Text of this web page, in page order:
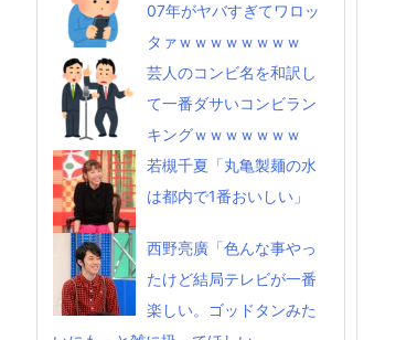
07年がヤバすぎてワロッ
タァｗｗｗｗｗｗｗｗ
芸人のコンビ名を和訳し
て一番ダサいコンビラン
キングｗｗｗｗｗｗｗ
若槻千夏「丸亀製麺の水
は都内で1番おいしい」
西野亮廣「色んな事やっ
たけど結局テレビが一番
楽しい。ゴッドタンみた